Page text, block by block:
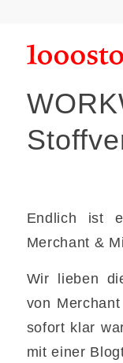
Endlich ist
Merchant &
Wir lieben
von
sofort klar
mit einer